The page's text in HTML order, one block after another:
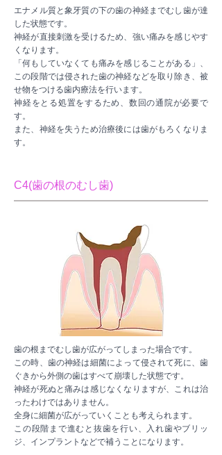
エナメル質と象牙質の下の歯の神経までむし歯が達
した状態です。
神経が直接刺激を受けるため、強い痛みを感じやす
くなります。
「何もしていなくても痛みを感じることがある」、
この段階では侵された歯の神経などを取り除き、被
せ物をつける歯内療法を行います。
神経をとる処置をするため、数回の通院が必要で
す。
また、神経を失うため治療後には歯がもろくなりま
す。
C4(歯の根のむし歯)
歯の根までむし歯が広がってしまった場合です。
この時、歯の神経は細菌によって侵されて死に、歯
ぐきから外側の歯はすべて崩壊した状態です。
神経が死ぬと痛みは感じなくなりますが、これは治
ったわけではありません。
全身に細菌が広がっていくことも考えられます。
この段階まで進むと抜歯を行い、入れ歯やブリッ
ジ、インプラントなどで補うことになります。